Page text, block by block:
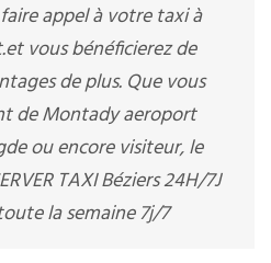
appel à votre taxi à
vous bénéficierez de
de plus. Que vous
de Montady aeroport
ou encore visiteur, le
TAXI Béziers 24H/7J
la semaine 7j/7